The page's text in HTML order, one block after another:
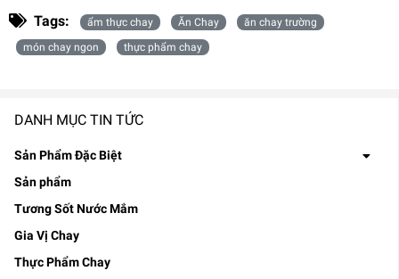
DANH MỤC TIN TỨC
Sản Phẩm Đặc Biệt
Sản phẩm
Tương Sốt Nước Mắm
Gia Vị Chay
Thực Phẩm Chay
Tags: ẩm thực chay Ăn Chay
ăn chay trường
món chay ngon
thực phẩm chay